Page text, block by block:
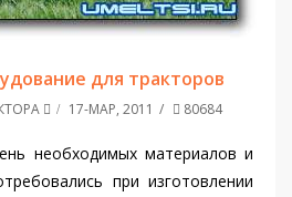
для тракторов
17-МАР, 2011 80684
необходимых материалов и
при изготовлении